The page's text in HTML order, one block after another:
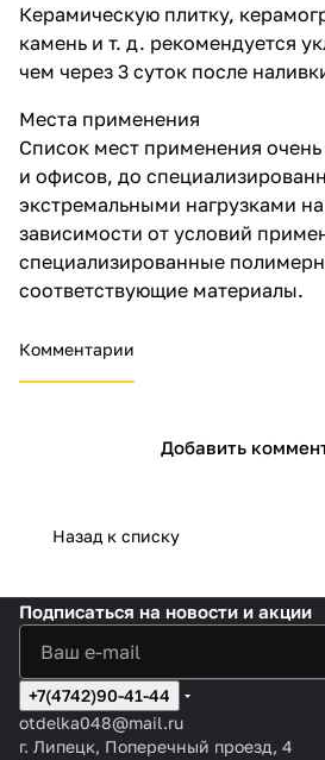
Керамическую плитку,
камень и т. д. рекомендуется
чем через 3 суток после
Места применения
Список мест применения
и офисов, до
экстремальными нагрузками
зависимости от условий
специализированные
соответствующие материалы.
Комментарии
Добавить
Назад к списку
Подписаться на новости и акции
+7(4742)90-41-44
otdelka048@mail.ru
г. Липецк, Поперечный проезд, 4